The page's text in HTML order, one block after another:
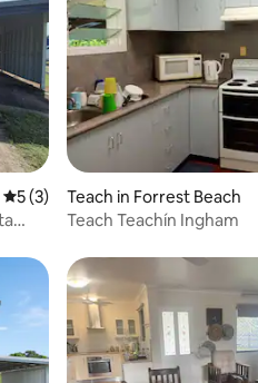
Meánrátáil 5 as 5, 3 léirmheas
5 (3)
Teach in Forrest Beach
Teach Teachín Ingham